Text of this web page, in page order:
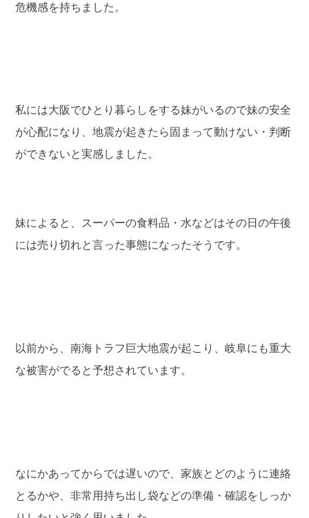
危機感を持ちました。
私には大阪でひとり暮らしをする妹がいるので妹の安全
が心配になり、地震が起きたら固まって動けない・判断
ができないと実感しました。
妹によると、スーパーの食料品・水などはその日の午後
には売り切れと言った事態になったそうです。
以前から、南海トラフ巨大地震が起こり、岐阜にも重大
な被害がでると予想されています。
なにかあってからでは遅いので、家族とどのように連絡
とるかや、非常用持ち出し袋などの準備・確認をしっか